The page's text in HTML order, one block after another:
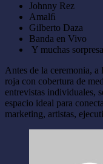
Johnny Rez
Amalﬁ
Gilberto Daza
Banda en Vivo
Y muchas
Antes de la ceremonia, a
roja con cobertura de
entrevistas individuales,
espacio ideal para
marketing, artistas,